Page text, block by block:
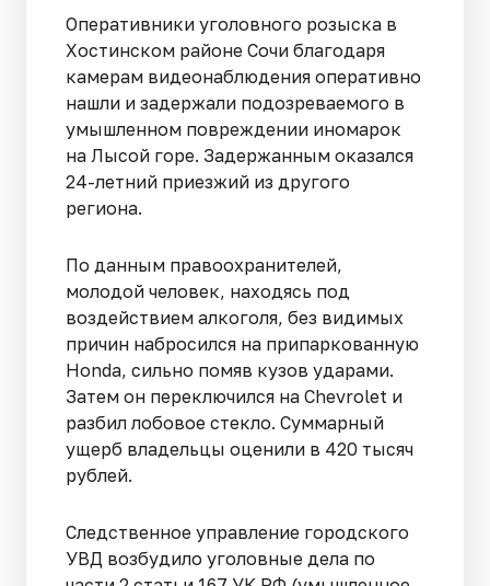
Оперативники уголовного розыска в
Хостинском районе Сочи благодаря
камерам видеонаблюдения оперативно
нашли и задержали подозреваемого в
умышленном повреждении иномарок
на Лысой горе. Задержанным оказался
24-летний приезжий из другого
региона.
По данным правоохранителей,
молодой человек, находясь под
воздействием алкоголя, без видимых
причин набросился на припаркованную
Honda, сильно помяв кузов ударами.
Затем он переключился на Chevrolet и
разбил лобовое стекло. Суммарный
ущерб владельцы оценили в 420 тысяч
рублей.
Следственное управление городского
УВД возбудило уголовные дела по